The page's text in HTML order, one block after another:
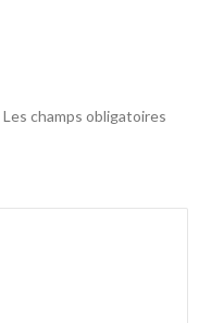
Les champs obligatoires